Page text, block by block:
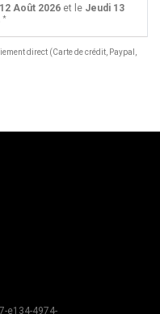
Août 2026et le Jeudi 13
*
direct (Carte de crédit, Paypal,
e134-4974-